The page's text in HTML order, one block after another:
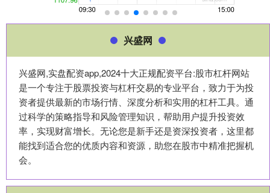
兴盛网
兴盛网,实盘配资app,2024十大正规配资平台:股市杠杆网站
是一个专注于股票投资与杠杆交易的专业平台，致力于为投
资者提供最新的市场行情、深度分析和实用的杠杆工具。通
过科学的策略指导和风险管理知识，帮助用户提升投资效
率，实现财富增长。无论您是新手还是资深投资者，这里都
能找到适合您的优质内容和资源，助您在股市中精准把握机
会。